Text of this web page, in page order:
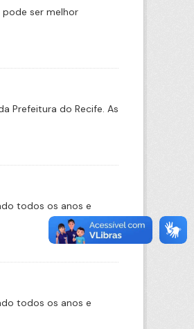
ser melhor
Prefeitura do Recife. As
todos os anos e
todos os anos e